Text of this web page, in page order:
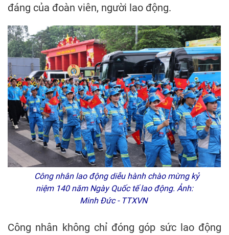
đáng của đoàn viên, người lao động.
Công nhân lao động diễu hành chào mừng kỷ
niệm 140 năm Ngày Quốc tế lao động. Ảnh:
Minh Đức - TTXVN
Công nhân không chỉ đóng góp sức lao động